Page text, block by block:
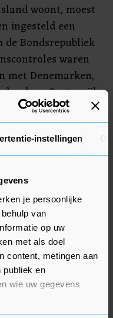
instellingen
je persoonlijke
van
op uw
met als doel
content, metingen aan
publiek en
wie uw gegevens
woont, moest
ingesteld een
de Bondsrepubliek
waren
met Denemarken,
en Oostenrijk.
bij de grenzen
Zwitserland al
en België